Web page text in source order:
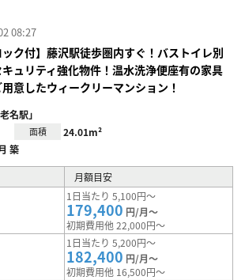
08:27
ック付】藤沢駅徒歩圏内すぐ！バストイレ別
ュリティ強化物件！温水洗浄便座有の家具
意したウィークリーマンション！
名駅」
面積 24.01m²
築
月額目安
1日当たり 5,100円～
179,400 円/月～
初期費用他 22,000円～
1日当たり 5,200円～
182,400 円/月～
初期費用他 16,500円～